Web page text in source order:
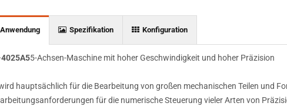
Anwendung Spezifikation Konfiguration
5-Achsen-Maschine mit hoher Geschwindigkeit und hoher Präzision
hauptsächlich für die Bearbeitung von großen mechanischen Teilen und
für die numerische Steuerung vieler Arten von